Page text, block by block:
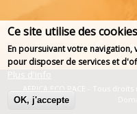
AFRICA ECO RACE - Tous droits
Ce site utilise des cookies
En poursuivant votre
pour disposer de services et
Plus d'info
OK, j'accepte